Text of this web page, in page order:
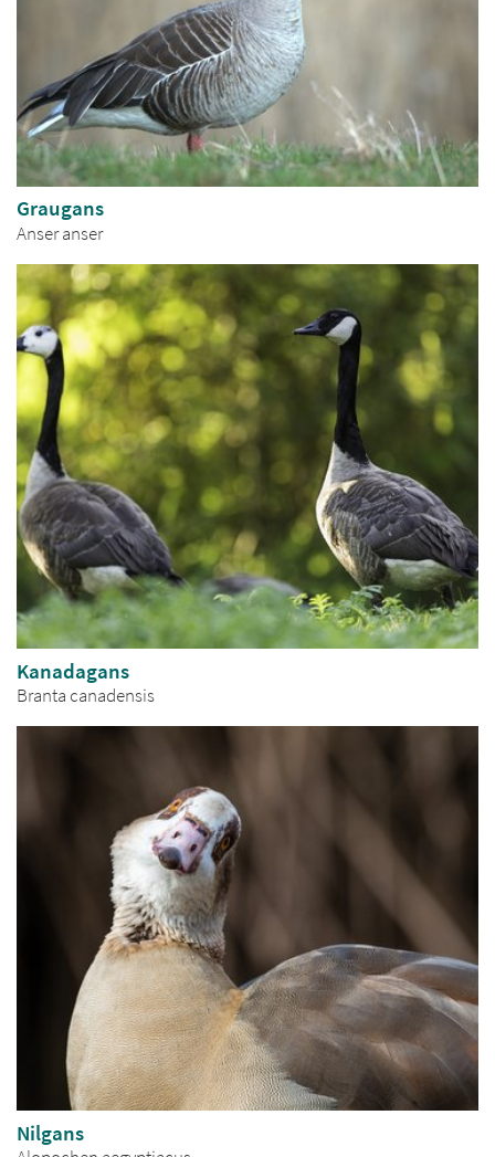
Graugans
Anser anser
Kanadagans
Branta canadensis
Nilgans